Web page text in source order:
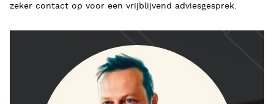
zeker contact op voor een vrijblijvend adviesgesprek.